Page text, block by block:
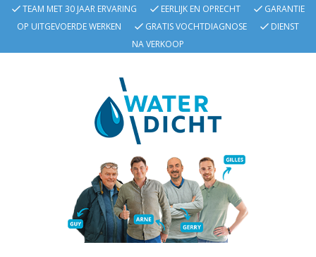
TEAM MET 30 JAAR ERVARING EERLIJK EN OPRECHT
GARANTIE
OP UITGEVOERDE WERKEN
GRATIS VOCHTDIAGNOSE
DIENST
NA VERKOOP